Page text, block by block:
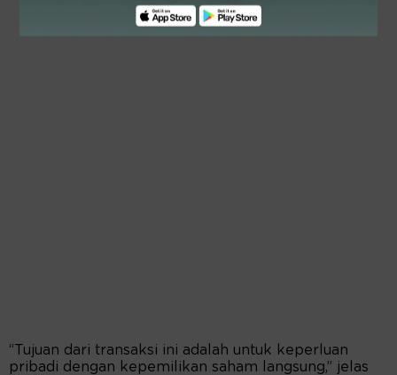
“Tujuan dari transaksi ini adalah untuk keperluan
pribadi dengan kepemilikan saham langsung,” jelas